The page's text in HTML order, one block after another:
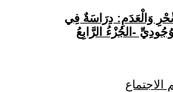
وَالْعَدَمِ: دِرَاسَةٌ فِي
-الجُزْءُ الرَّابِعُ